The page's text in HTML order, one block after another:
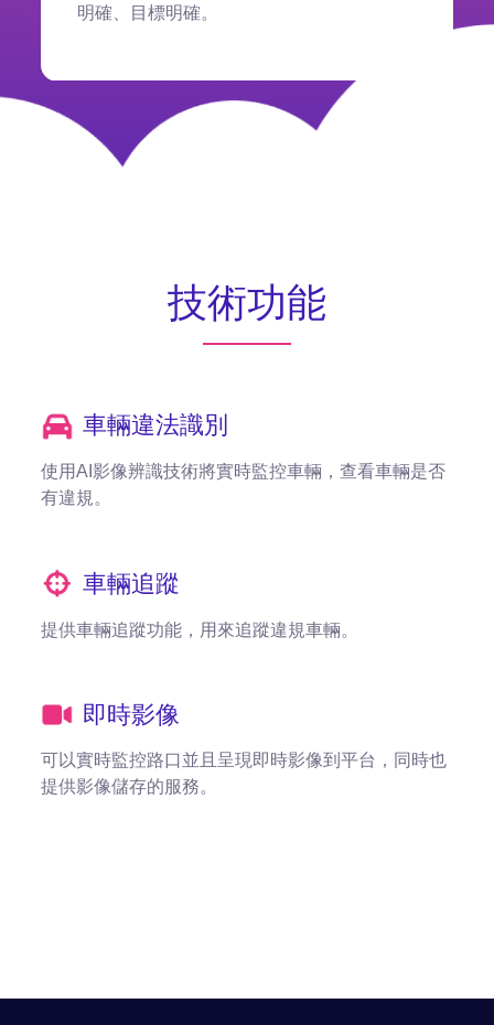
明確、目標明確。
技術功能
車輛違法識別
使用AI影像辨識技術將實時監控車輛，查看車輛是否
有違規。
車輛追蹤
提供車輛追蹤功能，用來追蹤違規車輛。
即時影像
可以實時監控路口並且呈現即時影像到平台，同時也
提供影像儲存的服務。